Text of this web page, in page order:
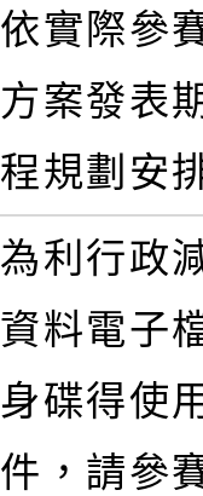
依實際參
方案發表
程規劃安
為利行政
資料電子
身碟得使
件，請參